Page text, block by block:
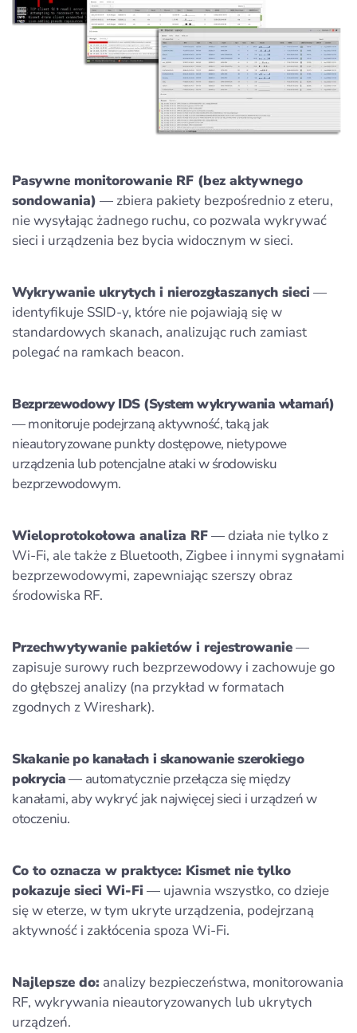
Pasywne monitorowanie RF (bez aktywnego
sondowania) — zbiera pakiety bezpośrednio z eteru,
nie wysyłając żadnego ruchu, co pozwala wykrywać
sieci i urządzenia bez bycia widocznym w sieci.
Wykrywanie ukrytych i nierozgłaszanych sieci —
identyfikuje SSID-y, które nie pojawiają się w
standardowych skanach, analizując ruch zamiast
polegać na ramkach beacon.
Bezprzewodowy IDS (System wykrywania włamań)
— monitoruje podejrzaną aktywność, taką jak
nieautoryzowane punkty dostępowe, nietypowe
urządzenia lub potencjalne ataki w środowisku
bezprzewodowym.
Wieloprotokołowa analiza RF— działa nie tylko z
Wi‑Fi, ale także z Bluetooth, Zigbee i innymi sygnałami
bezprzewodowymi, zapewniając szerszy obraz
środowiska RF.
Przechwytywanie pakietów i rejestrowanie—
zapisuje surowy ruch bezprzewodowy i zachowuje go
do głębszej analizy (na przykład w formatach
zgodnych z Wireshark).
Skakanie po kanałach i skanowanie szerokiego
pokrycia— automatycznie przełącza się między
kanałami, aby wykryć jak najwięcej sieci i urządzeń w
otoczeniu.
Co to oznacza w praktyce: Kismet nie tylko
pokazuje sieci Wi‑Fi — ujawnia wszystko, co dzieje
się w eterze, w tym ukryte urządzenia, podejrzaną
aktywność i zakłócenia spoza Wi‑Fi.
Najlepsze do: analizy bezpieczeństwa, monitorowania
RF, wykrywania nieautoryzowanych lub ukrytych
urządzeń.